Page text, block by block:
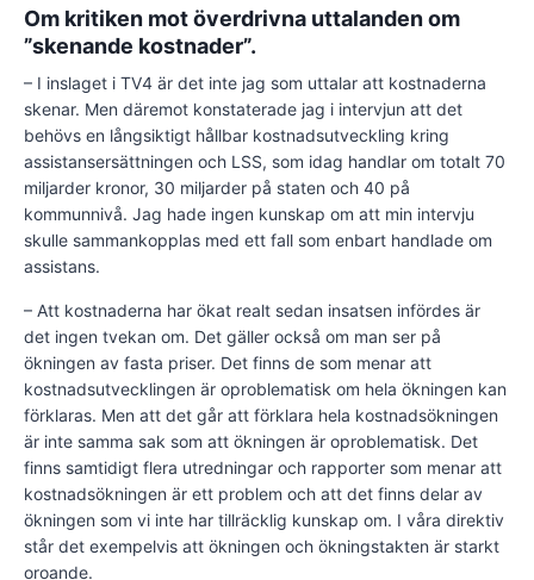
Om kritiken mot överdrivna uttalanden om
”skenande kostnader”.
– I inslaget i TV4 är det inte jag som uttalar att kostnaderna
skenar. Men däremot konstaterade jag i intervjun att det
behövs en långsiktigt hållbar kostnadsutveckling kring
assistansersättningen och LSS, som idag handlar om totalt 70
miljarder kronor, 30 miljarder på staten och 40 på
kommunnivå. Jag hade ingen kunskap om att min intervju
skulle sammankopplas med ett fall som enbart handlade om
assistans.
– Att kostnaderna har ökat realt sedan insatsen infördes är
det ingen tvekan om. Det gäller också om man ser på
ökningen av fasta priser. Det finns de som menar att
kostnadsutvecklingen är oproblematisk om hela ökningen kan
förklaras. Men att det går att förklara hela kostnadsökningen
är inte samma sak som att ökningen är oproblematisk. Det
finns samtidigt flera utredningar och rapporter som menar att
kostnadsökningen är ett problem och att det finns delar av
ökningen som vi inte har tillräcklig kunskap om. I våra direktiv
står det exempelvis att ökningen och ökningstakten är starkt
oroande.